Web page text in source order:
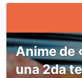
Anime de
una 2da